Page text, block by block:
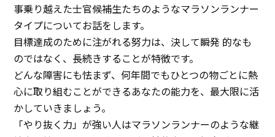
アクセス
お問い合わせ
事乗り越えた士官候補生たちのようなマラソンランナー
タイプについてお話をします。
目標達成のために注がれる努力は、決して瞬発 的なも
のではなく、長続きすることが特徴です。
どんな障害にも怯まず、何年間でもひとつの物ごとに熱
心に取り組むことができるあなたの能力を、最大限に活
かしていきましょう。
「やり抜く力」が強い人はマラソンランナーのような継